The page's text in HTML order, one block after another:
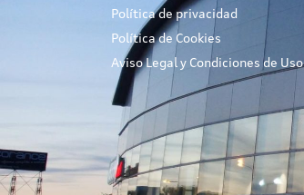
Política de privacidad
Política de Cookies
Aviso Legal y Condiciones de Uso